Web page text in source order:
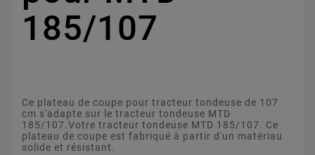
185/107
Ce plateau de coupe pour tracteur tondeuse de 107
cm s'adapte sur le tracteur tondeuse MTD
185/107.Votre tracteur tondeuse MTD 185/107. Ce
plateau de coupe est fabriqué à partir d'un matériau
solide et résistant.